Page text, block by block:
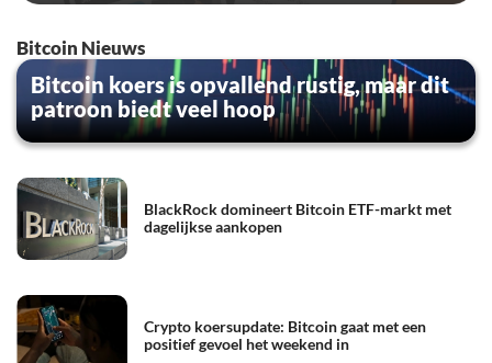
Bitcoin Nieuws
Bitcoin koers is opvallend rustig, maar dit
patroon biedt veel hoop
BlackRock domineert Bitcoin ETF-markt met
dagelijkse aankopen
Crypto koersupdate: Bitcoin gaat met een
positief gevoel het weekend in